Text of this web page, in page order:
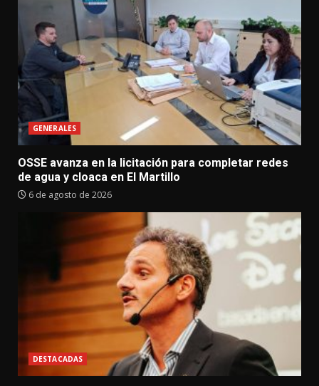
GENERALES
OSSE avanza en la licitación para completar redes
de agua y cloaca en El Martillo
6 de agosto de 2026
DESTACADAS